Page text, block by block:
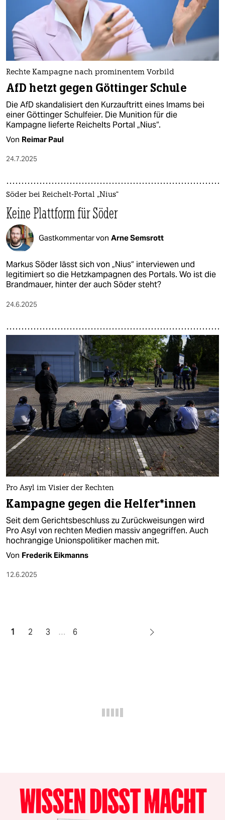
Rechte Kampagne nach prominentem Vorbild
AfD hetzt gegen Göttinger Schule
Die AfD skandalisiert den Kurzauftritt eines Imams bei
einer Göttinger Schulfeier. Die Munition für die
Kampagne lieferte Reichelts Portal „Nius“.
Von Reimar Paul
24.7.2025
Söder bei Reichelt-Portal „Nius“
Keine Plattform für Söder
Gastkommentar von Arne Semsrott
Markus Söder lässt sich von „Nius“ interviewen und
legitimiert so die Hetzkampagnen des Portals. Wo ist die
Brandmauer, hinter der auch Söder steht?
24.6.2025
Pro Asyl im Visier der Rechten
Kampagne gegen die Hel­fe­r*in­nen
Seit dem Gerichtsbeschluss zu Zurückweisungen wird
Pro Asyl von rechten Medien massiv angegriffen. Auch
hochrangige Unionspolitiker machen mit.
Von Frederik Eikmanns
12.6.2025
1 2 3 … 6